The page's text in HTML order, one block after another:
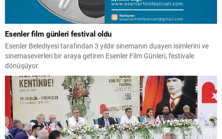
Esenler film günleri festival oldu
Esenler Belediyesi tarafından 3 yıldır sinemanın duayen isimlerini ve
sinemaseverleri bir araya getiren Esenler Film Günleri, festivale
dönüşüyor.